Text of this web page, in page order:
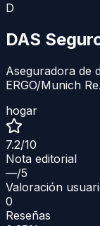
D
DAS
Aseguradora de
ERGO/Munich Re.
hogar
7.2/10
Nota editorial
—/5
Valoración
0
Reseñas